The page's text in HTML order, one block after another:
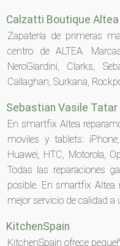
Calzatti Boutique Altea
Zapatería de primeras
centro de ALTEA.
NeroGiardini, Clarks,
Callaghan, Surkana,
Sebastian Vasile Tatar
En smartfix Altea
moviles y tablets:
Huawei, HTC, Motorola,
Todas las reparaciones
posible. En smartfix Altea
mejor servicio de calidad
KitchenSpain
KitchenSpain ofrece